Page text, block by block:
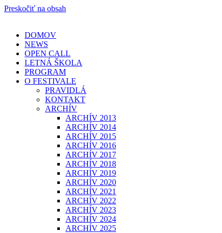
Preskočiť na obsah
DOMOV
NEWS
OPEN CALL
LETNÁ ŠKOLA
PROGRAM
O FESTIVALE
PRAVIDLÁ
KONTAKT
ARCHÍV
ARCHÍV 2013
ARCHÍV 2014
ARCHÍV 2015
ARCHÍV 2016
ARCHÍV 2017
ARCHÍV 2018
ARCHÍV 2019
ARCHÍV 2020
ARCHÍV 2021
ARCHÍV 2022
ARCHÍV 2023
ARCHÍV 2024
ARCHÍV 2025